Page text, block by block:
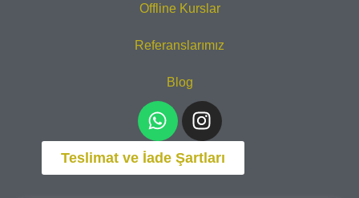
Offline Kurslar
Referanslarımız
Blog
Teslimat ve İade Şartları